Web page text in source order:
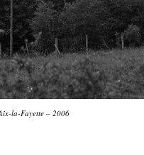
la-Fayette – 2006